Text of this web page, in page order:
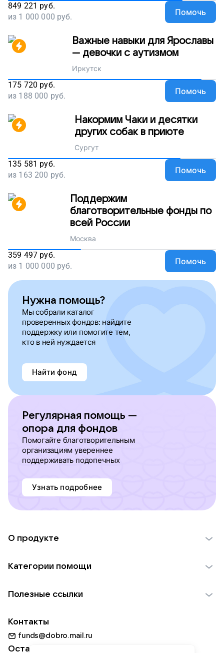
849 221 руб.
из 1 000 000 руб. Помочь
Важные навыки для Ярославы
— девочки с аутизмом
Иркутск
175 720 руб.
из 188 000 руб. Помочь
Накормим Чаки и десятки
других собак в приюте
Сургут
135 581 руб.
из 163 200 руб. Помочь
Поддержим
благотворительные фонды по
всей России
Москва
359 497 руб.
из 1 000 000 руб. Помочь
Нужна помощь?
Мы собрали каталог
проверенных фондов: найдите
поддержку или помогите тем,
кто в ней нуждается
Найти фонд
Регулярная помощь —
опора для фондов
Помогайте благотворительным
организациям увереннее
поддерживать подопечных
Узнать подробнее
О продукте
Использование материалов
Для НКО
Партнерам
Категории помощи
Пожилым
Животным
Природе
Полезные ссылки
Добрый день
Контакты
funds@dobro.mail.ru
Оставайтесь с нами